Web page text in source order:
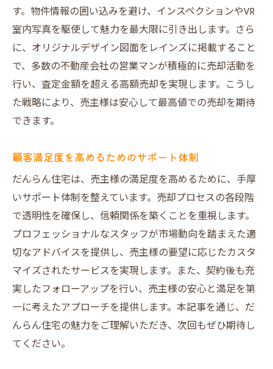
買主との信頼関係を築くコミュニケーショ
ン
売却活動を効率化する最新技術の活用
顧客ニーズに応える柔軟な対応策
競合他社との差別化を図る独自戦略
す。物件情報の囲い込みを避け、インスペクションやVR
室内写真を駆使して魅力を最大限に引き出します。さら
に、オリジナルデザイン図面をレインズに掲載すること
で、多数の不動産会社の営業マンが積極的に売却活動を
行い、査定金額を超える高額売却を実現します。こうし
た戦略により、売主様は安心して最高値での売却を期待
できます。
顧客満足度を高めるためのサポート体制
だんらん住宅は、売主様の満足度を高めるために、手厚
いサポート体制を整えています。売却プロセスの各段階
で透明性を確保し、信頼関係を築くことを重視します。
プロフェッショナルなスタッフが市場動向を踏まえた適
切なアドバイスを提供し、売主様の要望に応じたカスタ
マイズされたサービスを実現します。また、契約後も充
実したフォローアップを行い、売主様の安心と満足を第
一に考えたアプローチを提供します。本記事を通じ、だ
んらん住宅の魅力をご理解いただき、次回もぜひ期待し
てください。